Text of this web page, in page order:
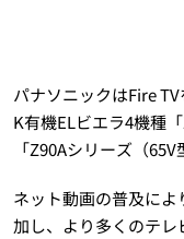
パナソニックはFire
K有機ELビエラ4機種
「Z90Aシリーズ（
ネット動画の普及に
加し、より多くのテ